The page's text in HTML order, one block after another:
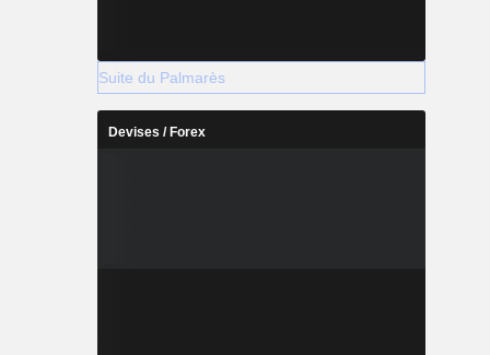
Suite du Palmarès
Devises / Forex